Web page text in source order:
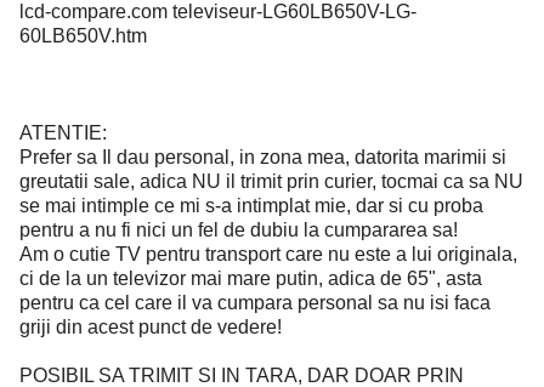
lcd-compare.com televiseur-LG60LB650V-LG-
60LB650V.htm
ATENTIE:
Prefer sa Il dau personal, in zona mea, datorita marimii si
greutatii sale, adica NU il trimit prin curier, tocmai ca sa NU
se mai intimple ce mi s-a intimplat mie, dar si cu proba
pentru a nu fi nici un fel de dubiu la cumpararea sa!
Am o cutie TV pentru transport care nu este a lui originala,
ci de la un televizor mai mare putin, adica de 65", asta
pentru ca cel care il va cumpara personal sa nu isi faca
griji din acest punct de vedere!
POSIBIL SA TRIMIT SI IN TARA, DAR DOAR PRIN